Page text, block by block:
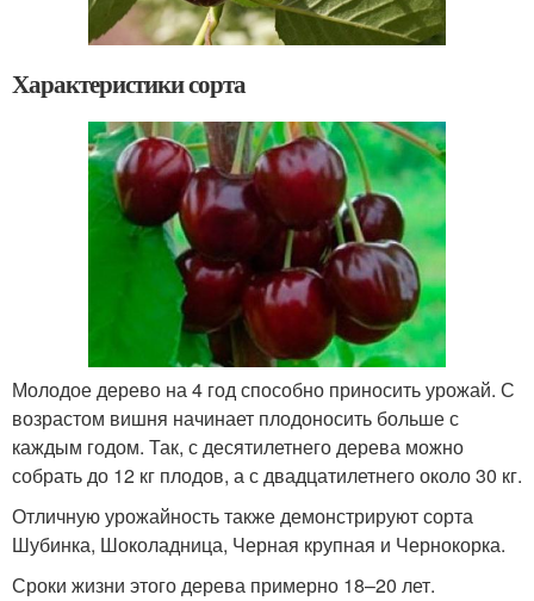
Характеристики сорта
Молодое дерево на 4 год способно приносить урожай. С
возрастом вишня начинает плодоносить больше с
каждым годом. Так, с десятилетнего дерева можно
собрать до 12 кг плодов, а с двадцатилетнего около 30 кг.
Отличную урожайность также демонстрируют сорта
Шубинка, Шоколадница, Черная крупная и Чернокорка.
Сроки жизни этого дерева примерно 18–20 лет.